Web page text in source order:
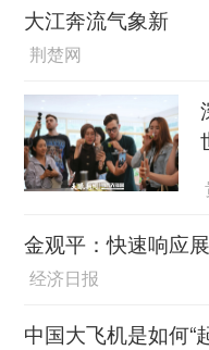
大江奔流气象新
荆楚网
金观平：快速响应
经济日报
中国大飞机是如何“